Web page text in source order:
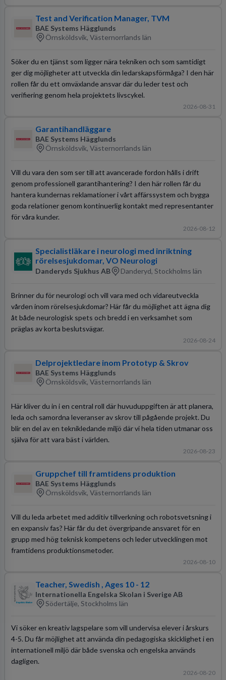
Test and Verification Manager, TVM
BAE Systems Hägglunds
Örnsköldsvik, Västernorrlands län
Söker du en tjänst som ligger nära tekniken och som samtidigt
ger dig möjligheter att utveckla din ledarskapsförmåga? I den här
rollen får du ett omväxlande ansvar där du leder test och
verifiering genom hela projektets livscykel.
2026-08-31
Garantihandläggare
BAE Systems Hägglunds
Örnsköldsvik, Västernorrlands län
Vill du vara den som ser till att avancerade fordon hålls i drift
genom professionell garantihantering? I den här rollen får du
hantera kundernas reklamationer i vårt affärssystem och bygga
goda relationer genom kontinuerlig kontakt med representanter
för våra kunder.
2026-08-12
Specialistläkare i neurologi med inriktning
rörelsesjukdomar, VO Neurologi
Danderyds Sjukhus AB Danderyd, Stockholms län
Brinner du för neurologi och vill vara med och vidareutveckla
vården inom rörelsesjukdomar? Här får du möjlighet att ägna dig
åt både neurologisk spets och bredd i en verksamhet som
präglas av korta beslutsvägar.
2026-08-24
Delprojektledare inom Prototyp & Skrov
BAE Systems Hägglunds
Örnsköldsvik, Västernorrlands län
Här kliver du in i en central roll där huvuduppgiften är att planera,
leda och samordna leveranser av skrov till pågående projekt. Du
blir en del av en teknikledande miljö där vi hela tiden utmanar oss
själva för att vara bäst i världen.
2026-08-23
Gruppchef till framtidens produktion
BAE Systems Hägglunds
Örnsköldsvik, Västernorrlands län
Vill du leda arbetet med additiv tillverkning och robotsvetsning i
en expansiv fas? Här får du det övergripande ansvaret för en
grupp med hög teknisk kompetens och leder utvecklingen mot
framtidens produktionsmetoder.
2026-08-10
Teacher, Swedish , Ages 10 - 12
Internationella Engelska Skolan i Sverige AB
Södertälje, Stockholms län
Vi söker en kreativ lagspelare som vill undervisa elever i årskurs
4-5. Du får möjlighet att använda din pedagogiska skicklighet i en
internationell miljö där både svenska och engelska används
dagligen.
2026-08-20